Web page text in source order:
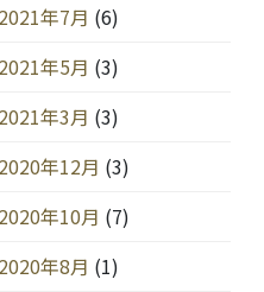
2021年7月 (6)
2021年5月 (3)
2021年3月 (3)
2020年12月 (3)
2020年10月 (7)
2020年8月 (1)